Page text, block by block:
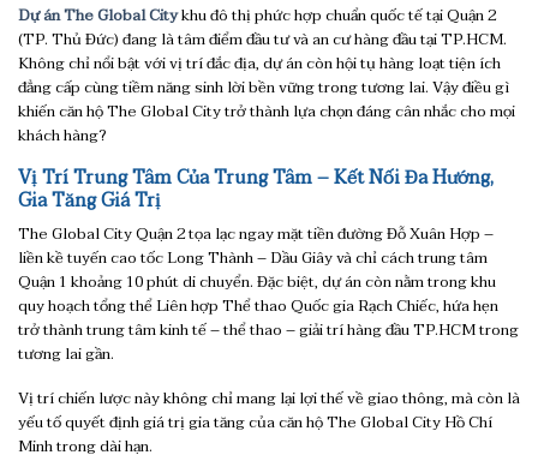
Dự án The Global Citykhu đô thị phức hợp chuẩn quốc tế tại Quận 2
(TP. Thủ Đức) đang là tâm điểm đầu tư và an cư hàng đầu tại TP.HCM.
Không chỉ nổi bật với vị trí đắc địa, dự án còn hội tụ hàng loạt tiện ích
đẳng cấp cùng tiềm năng sinh lời bền vững trong tương lai. Vậy điều gì
khiến căn hộ The Global City trở thành lựa chọn đáng cân nhắc cho mọi
khách hàng?
Vị Trí Trung Tâm Của Trung Tâm – Kết Nối Đa Hướng,
Gia Tăng Giá Trị
The Global City Quận 2 tọa lạc ngay mặt tiền đường Đỗ Xuân Hợp –
liền kề tuyến cao tốc Long Thành – Dầu Giây và chỉ cách trung tâm
Quận 1 khoảng 10 phút di chuyển. Đặc biệt, dự án còn nằm trong khu
quy hoạch tổng thể Liên hợp Thể thao Quốc gia Rạch Chiếc, hứa hẹn
trở thành trung tâm kinh tế – thể thao – giải trí hàng đầu TP.HCM trong
tương lai gần.
Vị trí chiến lược này không chỉ mang lại lợi thế về giao thông, mà còn là
yếu tố quyết định giá trị gia tăng của căn hộ The Global City Hồ Chí
Minh trong dài hạn.